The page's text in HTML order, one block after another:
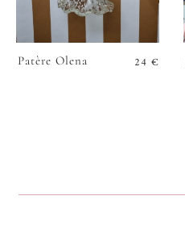
Patère Olena 24 €